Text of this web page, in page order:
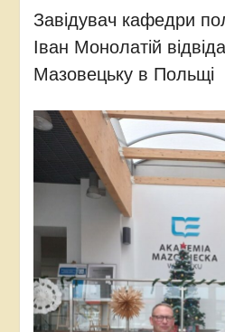
Завідувач кафедри
Іван Монолатій
Мазовецьку в Польщі